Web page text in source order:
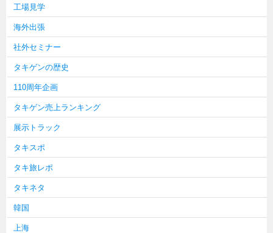
工場見学
海外出張
社外セミナー
タキゲンの歴史
110周年企画
タキゲン売上ランキング
展示トラック
タキスポ
タキ旅レポ
タキネタ
韓国
上海